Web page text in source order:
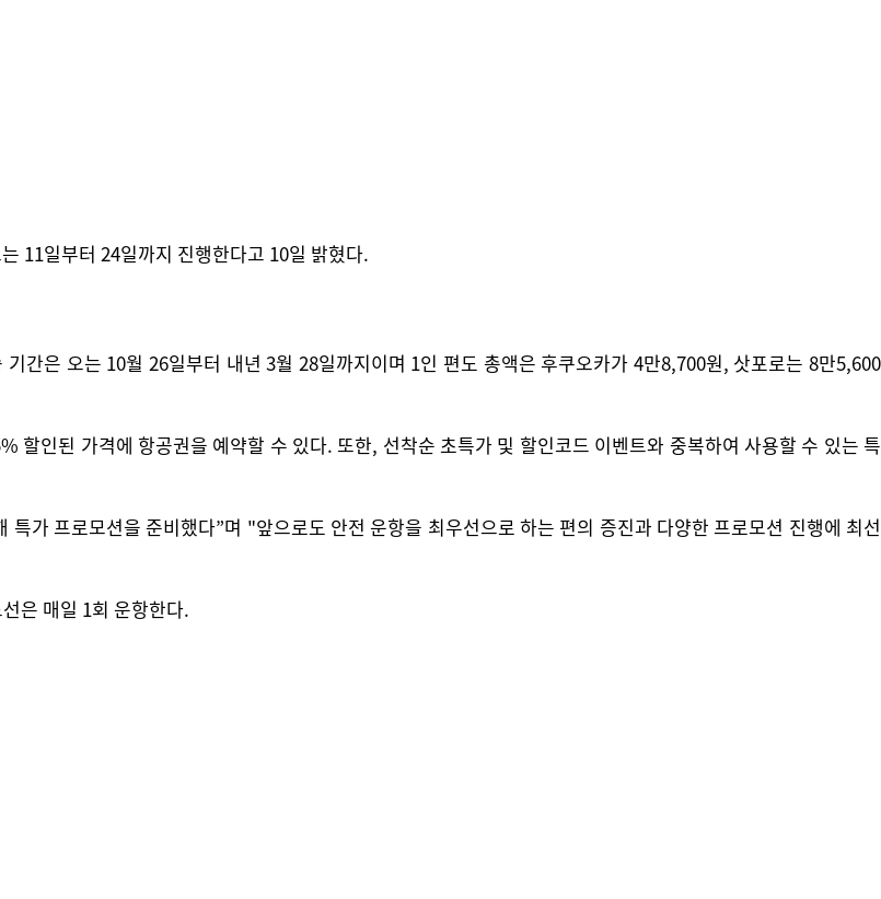
11일부터 24일까지 진행한다고 10일 밝혔다.
간은 오는 10월 26일부터 내년 3월 28일까지이며 1인 편도 총액은 후쿠오카가 4만8,700원, 삿포로는 8만5,600
할인된 가격에 항공권을 예약할 수 있다. 또한, 선착순 초특가 및 할인코드 이벤트와 중복하여 사용할 수 있는 특
가 프로모션을 준비했다”며 "앞으로도 안전 운항을 최우선으로 하는 편의 증진과 다양한 프로모션 진행에 최선
은 매일 1회 운항한다.